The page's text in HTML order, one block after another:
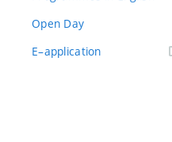
Open Day
E–application(external